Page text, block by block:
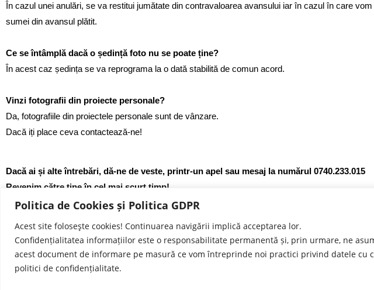
Politica de Cookies și Politica GDPR
Acest site foloseşte cookies! Continuarea navigării implică acceptarea lor.
Confidențialitatea informațiilor este o responsabilitate permanentă și, prin urmare, ne
acest document de informare pe masură ce vom întreprinde noi practici privind datele cu
politici de confidențialitate.
În cazul unei anulări, se va restitui jumătate din contravaloarea avansului iar în cazul în care
sumei din avansul plătit.
Ce se întâmplă dacă o ședință foto nu se poate ține?
În acest caz ședința se va reprograma la o dată stabilită de comun acord.
Vinzi fotografii din proiecte personale?
Da, fotografiile din proiectele personale sunt de vânzare.
Dacă iți place ceva contactează-ne!
Dacă ai și alte întrebări, dă-ne de veste, printr-un apel sau mesaj la numărul 0740.233.015
Revenim către tine în cel mai scurt timp!
Copyright © 2023 - Pupack